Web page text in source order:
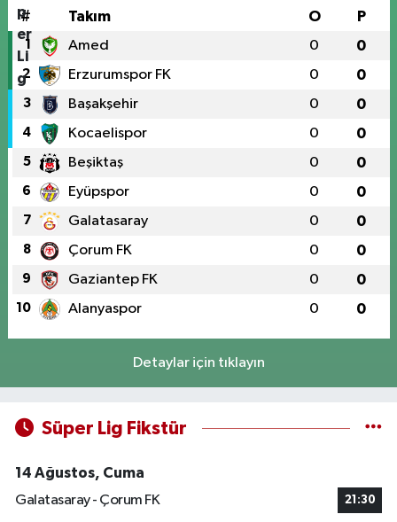
# Takım O P
1 Amed 0 0
2 Erzurumspor FK 0 0
3 Başakşehir 0 0
4 Kocaelispor 0 0
5 Beşiktaş 0 0
6 Eyüpspor 0 0
7 Galatasaray 0 0
8 Çorum FK 0 0
9 Gaziantep FK 0 0
10 Alanyaspor 0 0
Detaylar için tıklayın
Süper Lig Fikstür
14 Ağustos, Cuma
Galatasaray - Çorum FK
21:30